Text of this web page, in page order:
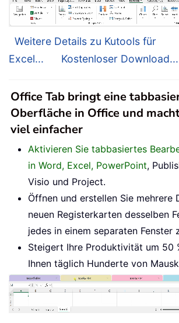
Weitere Details zu Kutools für
Excel...
Kostenloser Download...
Office Tab bringt eine
Oberfläche in Office und
viel einfacher
Aktivieren Sie tabbasiertes
in Word, Excel, PowerPoint,
Visio und Project.
Öffnen und erstellen Sie mehrere
neuen Registerkarten desselben
jedes in einem separaten Fenster
Steigert Ihre Produktivität um 50
Ihnen täglich Hunderte von